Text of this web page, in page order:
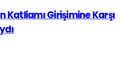
Katliamı Girişimine Karşı